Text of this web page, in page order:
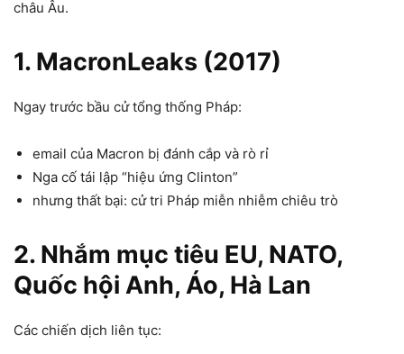
châu Âu.
1. MacronLeaks (2017)
Ngay trước bầu cử tổng thống Pháp:
email của Macron bị đánh cắp và rò rỉ
Nga cố tái lập “hiệu ứng Clinton”
nhưng thất bại: cử tri Pháp miễn nhiễm chiêu trò
2. Nhắm mục tiêu EU, NATO,
Quốc hội Anh, Áo, Hà Lan
Các chiến dịch liên tục: